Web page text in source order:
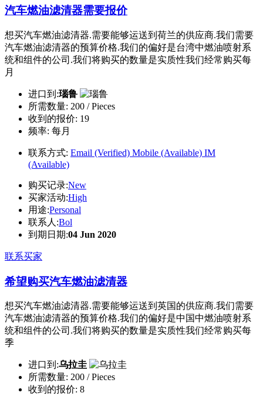
汽车燃油滤清器需要报价
想买汽车燃油滤清器.需要能够运送到荷兰的供应商.我们需要
汽车燃油滤清器的预算价格.我们的偏好是台湾中燃油喷射系
统和组件的公司.我们将购买的数量是实质性我们经常购买每
月
进口到:瑙鲁
所需数量: 200 / Pieces
收到的报价: 19
频率: 每月
联系方式: Email (Verified) Mobile (Available) IM
(Available)
购买记录:New
买家活动:High
用途:Personal
联系人:Bol
到期日期:04 Jun 2020
联系买家
希望购买汽车燃油滤清器
想买汽车燃油滤清器.需要能够运送到英国的供应商.我们需要
汽车燃油滤清器的预算价格.我们的偏好是中国中燃油喷射系
统和组件的公司.我们将购买的数量是实质性我们经常购买每
季
进口到:乌拉圭
所需数量: 200 / Pieces
收到的报价: 8